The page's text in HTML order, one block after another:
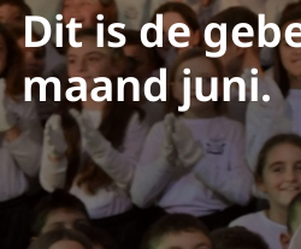
Dit is de
maand juni.